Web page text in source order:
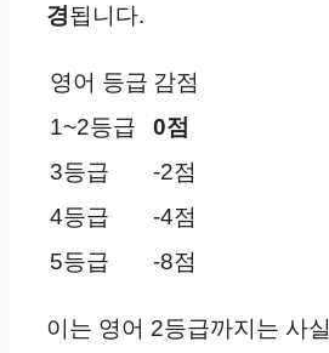
경됩니다.
영어 등급 감점
1~2등급
0점
3등급
-2점
4등급
-4점
5등급
-8점
이는 영어 2등급까지는 사실